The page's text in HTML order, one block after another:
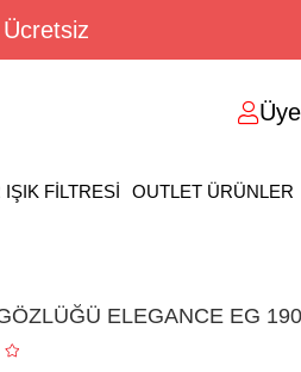
FİLTRESİ OUTLET ÜRÜNLER
ELEGANCE EG